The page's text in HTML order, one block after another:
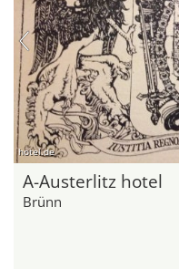
hotel.de
A-Austerlitz hotel
Brünn